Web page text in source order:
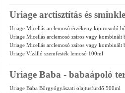
Uriage arctisztítás és
Uriage Micellás arclemosó érzékeny kipirosodó
Uriage Micellás arclemosó zsíros vagy kombinált
Uriage Micellás arclemosó zsíros vagy kombinált
Uriage Vízálló szemfesték lemosó 100ml
Uriage Baba - babaápoló
Uriage Baba Bőrgyógyászati olajtusfürdő 500ml